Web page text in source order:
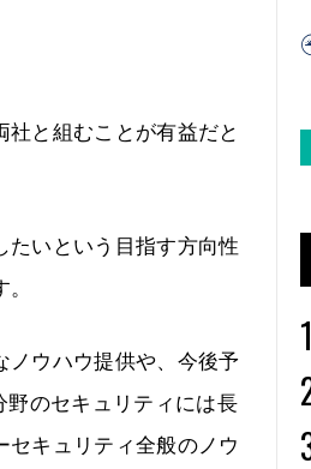
と組むことが有益だと
たいという目指す方向性
ノウハウ提供や、今後予
野のセキュリティには長
キュリティ全般のノウ